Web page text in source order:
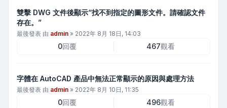
雙擊 DWG 文件後顯示“找不到指定的圖形文件。請確認文件
存在。”
最後發表 由 admin » 2022年 8月 18日, 14:03
0回覆 467觀看
字體在 AutoCAD 產品中無法正常顯示的原因與處理方法
最後發表 由 admin » 2022年 8月 10日, 11:35
0回覆 496觀看